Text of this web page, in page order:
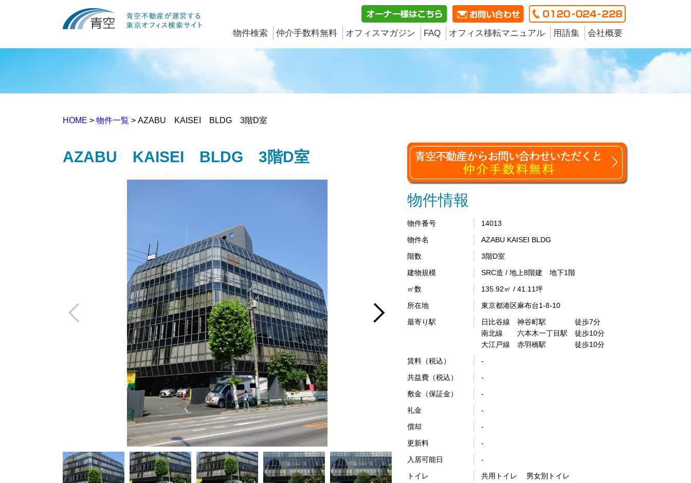
物件検索 仲介手数料無料 オフィスマガジン FAQ オフィス移転マニュアル 用語集 会社概要
HOME > 物件一覧 > AZABU KAISEI BLDG 3階D室
AZABU KAISEI BLDG 3階D室
物件情報
物件番号
14013
物件名
AZABU KAISEI BLDG
階数
3階D室
建物規模
SRC造 / 地上8階建 地下1階
㎡数
135.92㎡ / 41.11坪
所在地
東京都港区麻布台1-8-10
最寄り駅
日比谷線 神谷町駅 徒歩7分
南北線 六本木一丁目駅 徒歩10分
大江戸線 赤羽橋駅 徒歩10分
賃料（税込）
-
共益費（税込）
-
敷金（保証金）
-
礼金
-
償却
-
更新料
-
入居可能日
-
トイレ
共用トイレ 男女別トイレ